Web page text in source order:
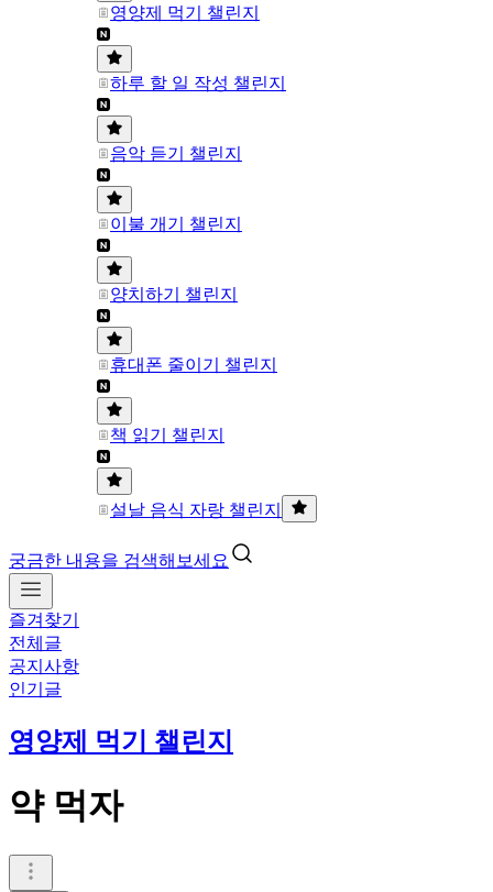
영양제 먹기 챌린지
하루 할 일 작성 챌린지
음악 듣기 챌린지
이불 개기 챌린지
양치하기 챌린지
휴대폰 줄이기 챌린지
책 읽기 챌린지
설날 음식 자랑 챌린지
궁금한 내용을 검색해보세요
즐겨찾기
전체글
공지사항
인기글
영양제 먹기 챌린지
약 먹자